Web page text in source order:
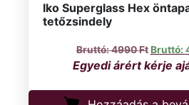
Iko Superglass Hex
tetőzsindely
4990Ft